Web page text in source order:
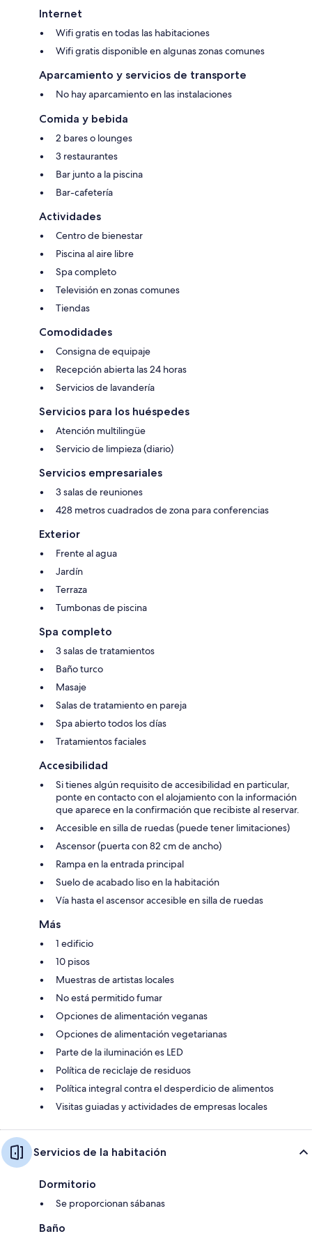
Internet
Wifi gratis en todas las habitaciones
Wifi gratis disponible en algunas zonas comunes
Aparcamiento y servicios de transporte
No hay aparcamiento en las instalaciones
Comida y bebida
2 bares o lounges
3 restaurantes
Bar junto a la piscina
Bar-cafetería
Actividades
Centro de bienestar
Piscina al aire libre
Spa completo
Televisión en zonas comunes
Tiendas
Comodidades
Consigna de equipaje
Recepción abierta las 24 horas
Servicios de lavandería
Servicios para los huéspedes
Atención multilingüe
Servicio de limpieza (diario)
Servicios empresariales
3 salas de reuniones
428 metros cuadrados de zona para conferencias
Exterior
Frente al agua
Jardín
Terraza
Tumbonas de piscina
Spa completo
3 salas de tratamientos
Baño turco
Masaje
Salas de tratamiento en pareja
Spa abierto todos los días
Tratamientos faciales
Accesibilidad
Si tienes algún requisito de accesibilidad en particular,
ponte en contacto con el alojamiento con la información
que aparece en la confirmación que recibiste al reservar.
Accesible en silla de ruedas (puede tener limitaciones)
Ascensor (puerta con 82 cm de ancho)
Rampa en la entrada principal
Suelo de acabado liso en la habitación
Vía hasta el ascensor accesible en silla de ruedas
Más
1 edificio
10 pisos
Muestras de artistas locales
No está permitido fumar
Opciones de alimentación veganas
Opciones de alimentación vegetarianas
Parte de la iluminación es LED
Política de reciclaje de residuos
Política integral contra el desperdicio de alimentos
Visitas guiadas y actividades de empresas locales
Servicios de la habitación
Dormitorio
Se proporcionan sábanas
Baño